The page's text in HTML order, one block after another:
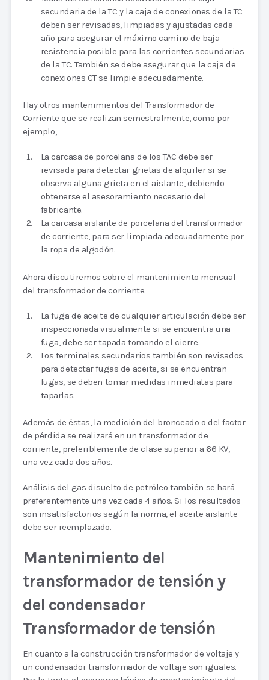
secundaria de la TC y la caja de conexiones de la TC
deben ser revisadas, limpiadas y ajustadas cada
año para asegurar el máximo camino de baja
resistencia posible para las corrientes secundarias
de la TC. También se debe asegurar que la caja de
conexiones CT se limpie adecuadamente.
Hay otros mantenimientos del Transformador de
Corriente que se realizan semestralmente, como por
ejemplo,
La carcasa de porcelana de los TAC debe ser
revisada para detectar grietas de alquiler si se
observa alguna grieta en el aislante, debiendo
obtenerse el asesoramiento necesario del
fabricante.
La carcasa aislante de porcelana del transformador
de corriente, para ser limpiada adecuadamente por
la ropa de algodón.
Ahora discutiremos sobre el mantenimiento mensual
del transformador de corriente.
La fuga de aceite de cualquier articulación debe ser
inspeccionada visualmente si se encuentra una
fuga, debe ser tapada tomando el cierre.
Los terminales secundarios también son revisados
para detectar fugas de aceite, si se encuentran
fugas, se deben tomar medidas inmediatas para
taparlas.
Además de éstas, la medición del bronceado o del factor
de pérdida se realizará en un transformador de
corriente, preferiblemente de clase superior a 66 KV,
una vez cada dos años.
Análisis del gas disuelto de petróleo también se hará
preferentemente una vez cada 4 años. Si los resultados
son insatisfactorios según la norma, el aceite aislante
debe ser reemplazado.
Mantenimiento del
transformador de tensión y
del condensador
Transformador de tensión
En cuanto a la construcción transformador de voltaje y
un condensador transformador de voltaje son iguales.